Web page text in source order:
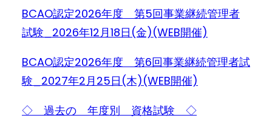
BCAO認定2026年度 第5回事業継続管理者
試験_2026年12月18日(金)(WEB開催)
BCAO認定2026年度 第6回事業継続管理者試
験_2027年2月25日(木)(WEB開催)
◇ 過去の 年度別 資格試験 ◇